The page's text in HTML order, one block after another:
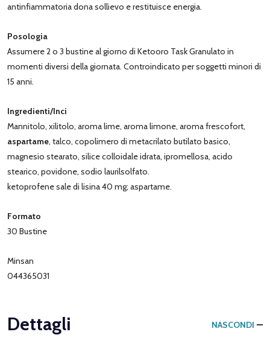
antinfiammatoria dona sollievo e restituisce energia.
Posologia
Assumere 2 o 3 bustine al giorno di Ketooro Task Granulato in
momenti diversi della giornata. Controindicato per soggetti minori di
15 anni.
Ingredienti/Inci
Mannitolo, xilitolo, aroma lime, aroma limone, aroma frescofort,
aspartame, talco, copolimero di metacrilato butilato basico,
magnesio stearato, silice colloidale idrata, ipromellosa, acido
stearico, povidone, sodio laurilsolfato.
ketoprofene sale di lisina 40 mg; aspartame.
Formato
30 Bustine
Minsan
044365031
Dettagli NASCONDI